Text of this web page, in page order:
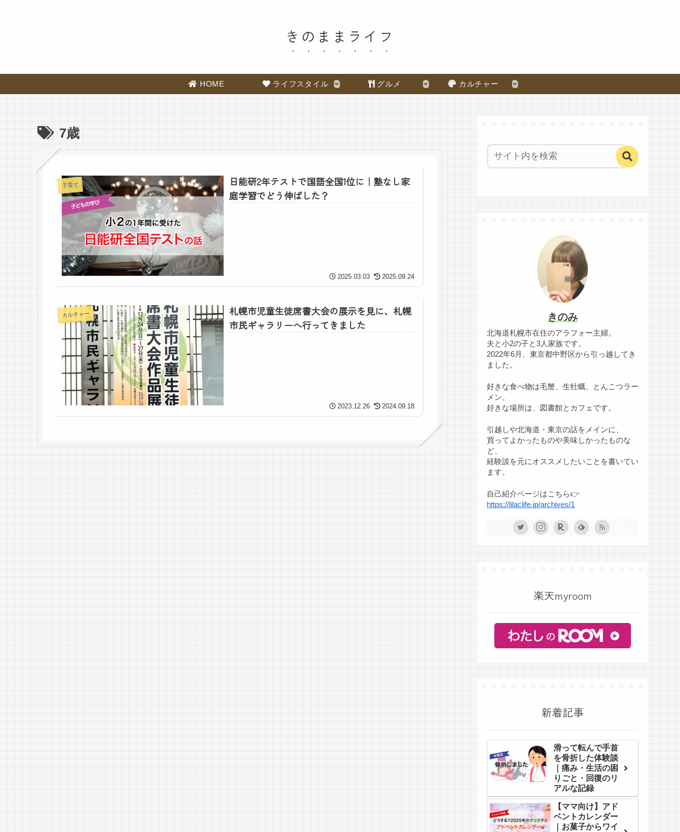
きのままライフ
HOME ライフスタイル グルメ カルチャー
7歳
子育て
日能研2年テストで国語全国1位に｜塾なし家
庭学習でどう伸ばした？
2025.03.03 2025.09.24
カルチャー
札幌市児童生徒席書大会の展示を見に、札幌
市民ギャラリーへ行ってきました
2023.12.26 2024.09.18
きのみ
北海道札幌市在住のアラフォー主婦。
夫と小2の子と3人家族です。
2022年6月、東京都中野区から引っ越してき
ました。
好きな食べ物は毛蟹、生牡蠣、とんこつラー
メン。
好きな場所は、図書館とカフェです。
引越しや北海道・東京の話をメインに、
買ってよかったものや美味しかったものな
ど、
経験談を元にオススメしたいことを書いてい
ます。
自己紹介ページはこちら👉
https://lilaclife.jp/archives/1
楽天myroom
新着記事
滑って転んで手首
を骨折した体験談
｜痛み・生活の困
りごと・回復のリ
アルな記録
【ママ向け】アド
ベントカレンダー
｜お菓子からワイ